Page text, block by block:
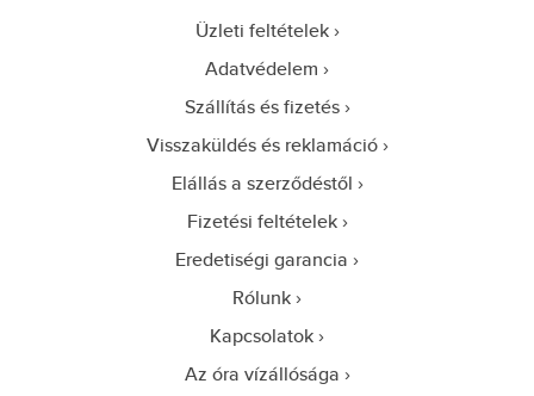
Üzleti feltételek
Adatvédelem
Szállítás és fizetés
Visszaküldés és reklamáció
Elállás a szerződéstől
Fizetési feltételek
Eredetiségi garancia
Rólunk
Kapcsolatok
Az óra vízállósága